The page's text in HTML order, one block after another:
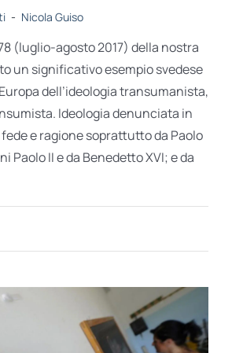
- Nicola Guiso
(luglio-agosto 2017) della nostra
un significativo esempio svedese
dell’ideologia transumanista,
Ideologia denunciata in
e ragione soprattutto da Paolo
Paolo II e da Benedetto XVI; e da